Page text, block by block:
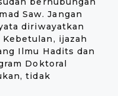
Saw. Jangan
diriwayatkan
ijazah
Ilmu Hadits dan
Doktoral
tidak